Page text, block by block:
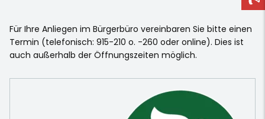
Für Ihre Anliegen im Bürgerbüro vereinbaren Sie bitte einen
Termin (telefonisch: 915-210 o. -260 oder online). Dies ist
auch außerhalb der Öffnungszeiten möglich.